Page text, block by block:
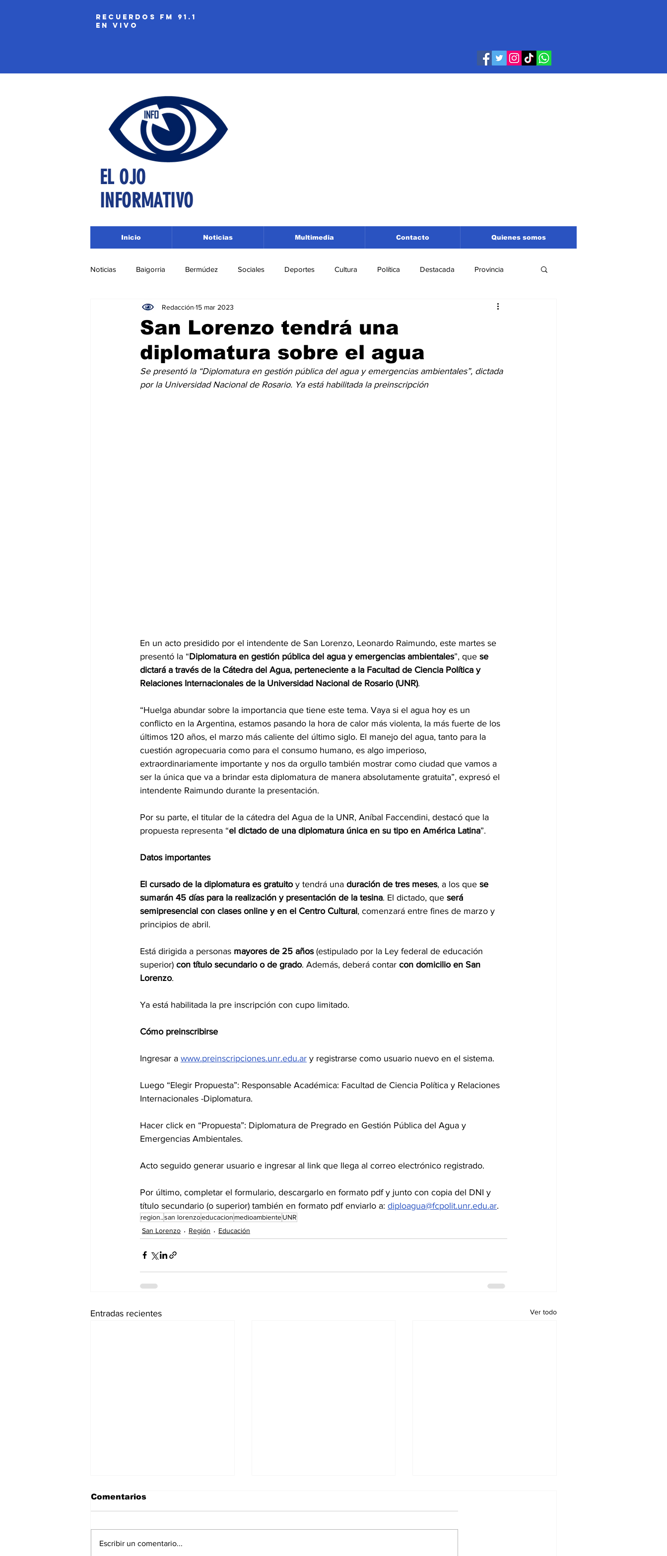
recuerdos fm 91.1
EN VIVO
EL OJO
INFORMATIVO
Inicio Noticias Multimedia Contacto Quienes somos
Noticias Baigorria Bermúdez Sociales Deportes Cultura Política Destacada Provincia
Nacionales Beltrán San Lorenzo Santa Fe
Roldán Departamento San Lorenzo Pujato Turismo Economía
Asociación Rosarina de Fútbol Cañada de Gómez Firmat Educación
San Lorenzo tendrá una
diplomatura sobre el agua
Redacción 15 mar 2023
Se presentó la “Diplomatura en gestión pública del agua y emergencias ambientales”, dictada
por la Universidad Nacional de Rosario. Ya está habilitada la preinscripción
En un acto presidido por el intendente de San Lorenzo, Leonardo Raimundo, este martes se
presentó la “Diplomatura en gestión pública del agua y emergencias ambientales”, que se
dictará a través de la Cátedra del Agua, perteneciente a la Facultad de Ciencia Política y
Relaciones Internacionales de la Universidad Nacional de Rosario (UNR).
“Huelga abundar sobre la importancia que tiene este tema. Vaya si el agua hoy es un
conflicto en la Argentina, estamos pasando la hora de calor más violenta, la más fuerte de los
últimos 120 años, el marzo más caliente del último siglo. El manejo del agua, tanto para la
cuestión agropecuaria como para el consumo humano, es algo imperioso,
extraordinariamente importante y nos da orgullo también mostrar como ciudad que vamos a
ser la única que va a brindar esta diplomatura de manera absolutamente gratuita”, expresó el
intendente Raimundo durante la presentación.
Por su parte, el titular de la cátedra del Agua de la UNR, Aníbal Faccendini, destacó que la
propuesta representa “el dictado de una diplomatura única en su tipo en América Latina”.
Datos importantes
El cursado de la diplomatura es gratuito y tendrá una duración de tres meses, a los que se
sumarán 45 días para la realización y presentación de la tesina. El dictado, que será
semipresencial con clases online y en el Centro Cultural, comenzará entre fines de marzo y
principios de abril.
Está dirigida a personas mayores de 25 años (estipulado por la Ley federal de educación
superior) con título secundario o de grado. Además, deberá contar con domicilio en San
Lorenzo.
Ya está habilitada la pre inscripción con cupo limitado.
Cómo preinscribirse
Ingresar a www.preinscripciones.unr.edu.ar y registrarse como usuario nuevo en el sistema.
Luego “Elegir Propuesta”: Responsable Académica: Facultad de Ciencia Política y Relaciones
Internacionales -Diplomatura.
Hacer click en “Propuesta”: Diplomatura de Pregrado en Gestión Pública del Agua y
Emergencias Ambientales.
Acto seguido generar usuario e ingresar al link que llega al correo electrónico registrado.
Por último, completar el formulario, descargarlo en formato pdf y junto con copia del DNI y
título secundario (o superior) también en formato pdf enviarlo a: diploagua@fcpolit.unr.edu.ar.
region..san lorenzoeducacion medioambienteUNR
San Lorenzo
Región Educación
Entradas recientes Ver todo
Comentarios
Escribir un comentario...